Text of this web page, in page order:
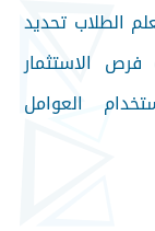
الطلاب تحديد
فرص الاستثمار
العوامل